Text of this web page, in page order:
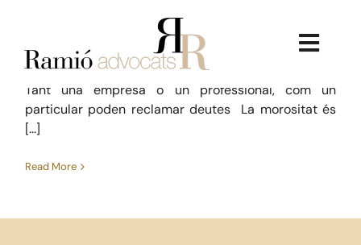
content
Civil
Com reclamar un deute
setembre 29, 2017
Tant una empresa o un professional, com un
particular poden reclamar deutes La morositat és
[...]
Read More